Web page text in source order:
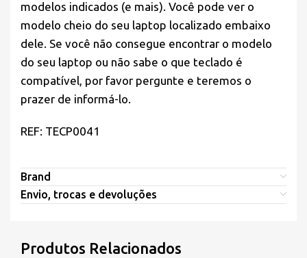
modelos indicados (e mais). Você pode ver o
modelo cheio do seu laptop localizado embaixo
dele. Se você não consegue encontrar o modelo
do seu laptop ou não sabe o que teclado é
compatível, por favor pergunte e teremos o
prazer de informá-lo.
REF: TECP0041
Brand
Envio, trocas e devoluções
Produtos Relacionados